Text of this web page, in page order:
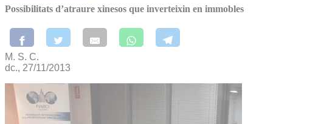
Possibilitats d’atraure xinesos que inverteixin en immobles
M. S. C.
dc., 27/11/2013